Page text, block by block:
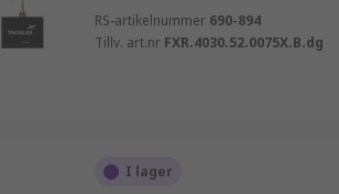
RS-artikelnummer 690-894
Tillv. art.nr FXR.4030.52.0075X.B.dg
I lager